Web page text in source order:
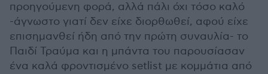
προηγούμενη φορά, αλλά πάλι όχι τόσο καλό
-άγνωστο γιατί δεν είχε διορθωθεί, αφού είχε
επισημανθεί ήδη από την πρώτη συναυλία- το
Παιδί Τραύμα και η μπάντα του παρουσίασαν
ένα καλά φροντισμένο setlist με κομμάτια από